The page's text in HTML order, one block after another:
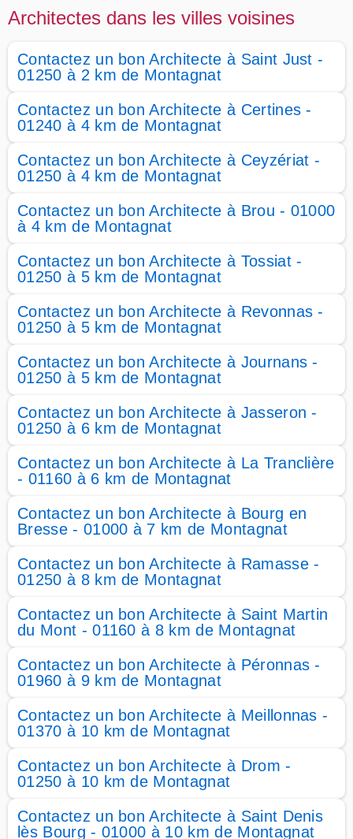
Architectes dans les villes voisines
Contactez un bon Architecte à Saint Just -
01250 à 2 km de Montagnat
Contactez un bon Architecte à Certines -
01240 à 4 km de Montagnat
Contactez un bon Architecte à Ceyzériat -
01250 à 4 km de Montagnat
Contactez un bon Architecte à Brou - 01000
à 4 km de Montagnat
Contactez un bon Architecte à Tossiat -
01250 à 5 km de Montagnat
Contactez un bon Architecte à Revonnas -
01250 à 5 km de Montagnat
Contactez un bon Architecte à Journans -
01250 à 5 km de Montagnat
Contactez un bon Architecte à Jasseron -
01250 à 6 km de Montagnat
Contactez un bon Architecte à La Tranclière
- 01160 à 6 km de Montagnat
Contactez un bon Architecte à Bourg en
Bresse - 01000 à 7 km de Montagnat
Contactez un bon Architecte à Ramasse -
01250 à 8 km de Montagnat
Contactez un bon Architecte à Saint Martin
du Mont - 01160 à 8 km de Montagnat
Contactez un bon Architecte à Péronnas -
01960 à 9 km de Montagnat
Contactez un bon Architecte à Meillonnas -
01370 à 10 km de Montagnat
Contactez un bon Architecte à Drom -
01250 à 10 km de Montagnat
Contactez un bon Architecte à Saint Denis
lès Bourg - 01000 à 10 km de Montagnat